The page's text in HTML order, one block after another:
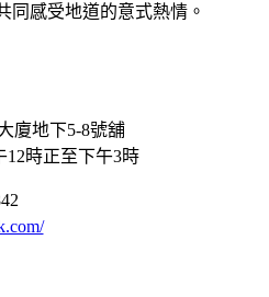
同感受地道的意式熱情。
廈地下5-8號舖
時正⾄下午3時